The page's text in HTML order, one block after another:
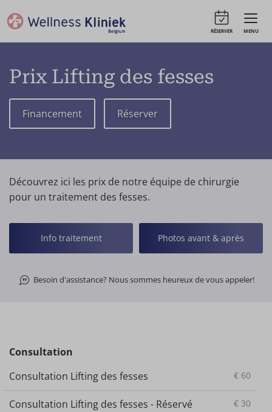
MENU
RÉSERVER
Prix Lifting des fesses
Financement Réserver
Découvrez ici les prix de notre équipe de chirurgie
pour un traitement des fesses.
Info traitement Photos avant & après
Besoin d'assistance? Nous sommes heureux de vous appeler!
Consultation
Consultation Lifting des fesses
€ 60
Consultation Lifting des fesses - Réservé
€ 30